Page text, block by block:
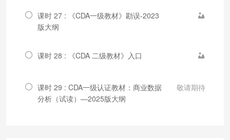
课时 27 : 《CDA一级教材》勘误-2023
版大纲
课时 28 : 《CDA 二级教材》入口
课时 29 : CDA一级认证教材：商业数据
分析（试读）—2025版大纲
敬请期待